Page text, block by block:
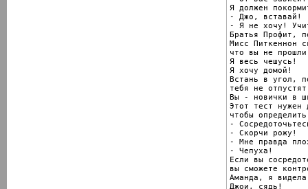
Я должен
- Джо, вставай!
- Я не хочу!
Братья Профит,
Мисс Питкеннон
что вы не
Я весь чешусь!
Я хочу домой!
Встань в угол,
тебя не
Вы - новички в
Этот тест нужен
чтобы
-
- Скорчи рожу!
- Мне правда
- Чепуха!
Если вы
вы сможете
Аманда, я
Джои, сядь!